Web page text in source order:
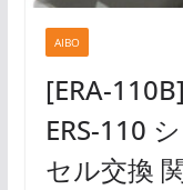
AIBO
[ERA-
ERS-110
セル交換